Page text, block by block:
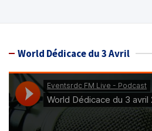
World Dédicace du 3 Avril